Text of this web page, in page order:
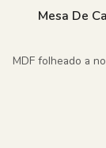
Mesa De
MDF folheado a